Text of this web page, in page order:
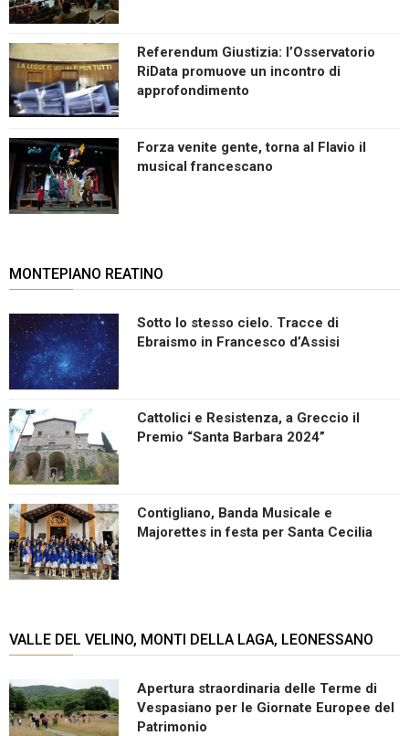
Referendum Giustizia: l’Osservatorio
RiData promuove un incontro di
approfondimento
Forza venite gente, torna al Flavio il
musical francescano
MONTEPIANO REATINO
Sotto lo stesso cielo. Tracce di
Ebraismo in Francesco d’Assisi
Cattolici e Resistenza, a Greccio il
Premio “Santa Barbara 2024”
Contigliano, Banda Musicale e
Majorettes in festa per Santa Cecilia
VALLE DEL VELINO, MONTI DELLA LAGA, LEONESSANO
Apertura straordinaria delle Terme di
Vespasiano per le Giornate Europee del
Patrimonio